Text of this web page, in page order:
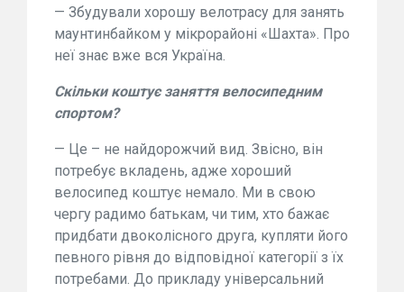
— Збудували хорошу велотрасу для занять
маунтинбайком у мікрорайоні «Шахта». Про
неї знає вже вся Україна.
Скільки коштує заняття велосипедним
спортом?
— Це – не найдорожчий вид. Звісно, він
потребує вкладень, адже хороший
велосипед коштує немало. Ми в свою
чергу радимо батькам, чи тим, хто бажає
придбати двоколісного друга, купляти його
певного рівня до відповідної категорії з їх
потребами. До прикладу універсальний